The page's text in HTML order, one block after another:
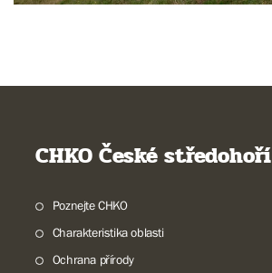
CHKO České středohoří
Poznejte CHKO
Charakteristika oblasti
Ochrana přírody